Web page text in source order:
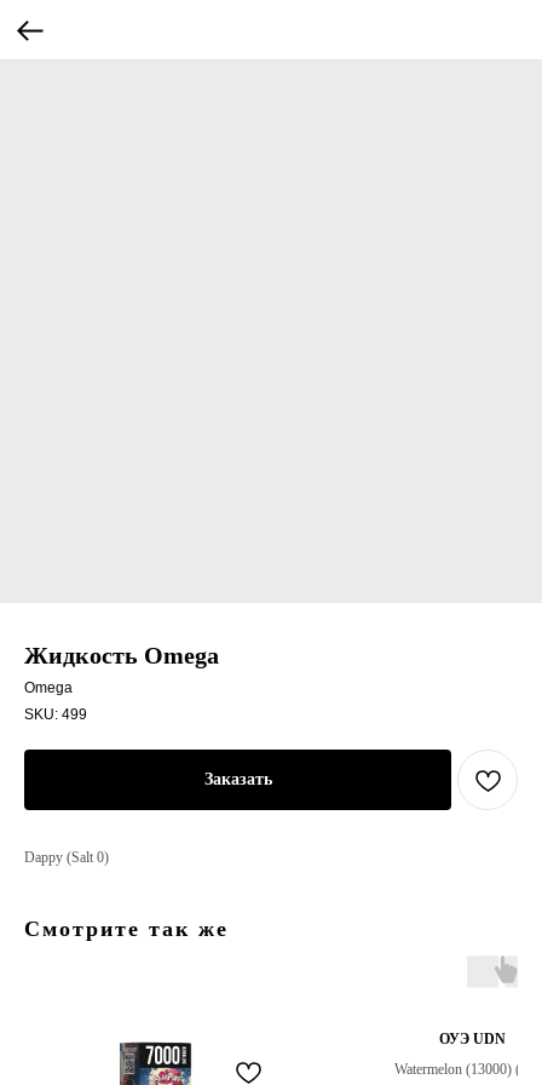
Жидкость Omega
Omega
SKU: 499
Заказать
Dappy (Salt 0)
Смотрите так же
ОУЭ UDN
Watermelon (13000)